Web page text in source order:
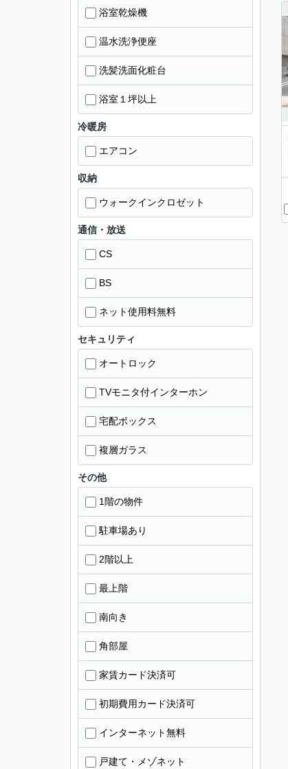
浴室乾燥機
温水洗浄便座
洗髪洗面化粧台
浴室１坪以上
冷暖房
エアコン
収納
ウォークインクロゼット
通信・放送
CS
BS
ネット使用料無料
セキュリティ
オートロック
TVモニタ付インターホン
宅配ボックス
複層ガラス
その他
1階の物件
駐車場あり
2階以上
最上階
南向き
角部屋
家賃カード決済可
初期費用カード決済可
インターネット無料
戸建て・メゾネット